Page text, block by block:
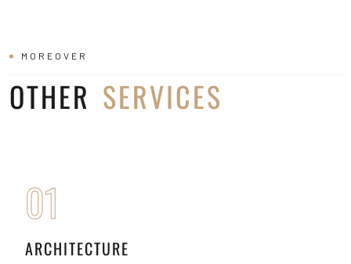
MOREOVER
OTHER SERVICES
01
ARCHITECTURE